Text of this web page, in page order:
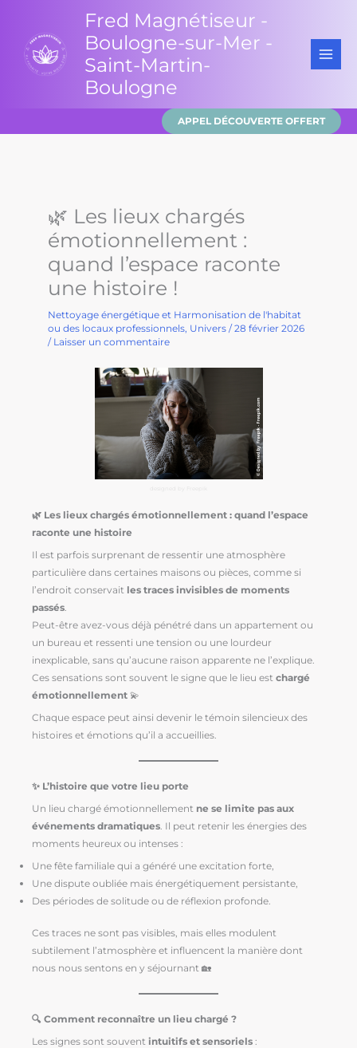
contenu
Fred Magnétiseur -
Boulogne-sur-Mer -
Saint-Martin-
Boulogne
APPEL DÉCOUVERTE OFFERT
🌿 Les lieux chargés
émotionnellement :
quand l’espace raconte
une histoire !
Nettoyage énergétique et Harmonisation de l'habitat
ou des locaux professionnels, Univers /28 février 2026
/ Laisser un commentaire
🌿 Les lieux chargés émotionnellement : quand l’espace
raconte une histoire
Il est parfois surprenant de ressentir une atmosphère
particulière dans certaines maisons ou pièces, comme si
l’endroit conservait les traces invisibles de moments
passés.
Peut-être avez-vous déjà pénétré dans un appartement ou
un bureau et ressenti une tension ou une lourdeur
inexplicable, sans qu’aucune raison apparente ne l’explique.
Ces sensations sont souvent le signe que le lieu est chargé
émotionnellement 💫
Chaque espace peut ainsi devenir le témoin silencieux des
histoires et émotions qu’il a accueillies.
✨ L’histoire que votre lieu porte
Un lieu chargé émotionnellement ne se limite pas aux
événements dramatiques. Il peut retenir les énergies des
moments heureux ou intenses :
Une fête familiale qui a généré une excitation forte,
Une dispute oubliée mais énergétiquement persistante,
Des périodes de solitude ou de réflexion profonde.
Ces traces ne sont pas visibles, mais elles modulent
subtilement l’atmosphère et influencent la manière dont
nous nous sentons en y séjournant 🏡
🔍 Comment reconnaître un lieu chargé ?
Les signes sont souvent intuitifs et sensoriels :